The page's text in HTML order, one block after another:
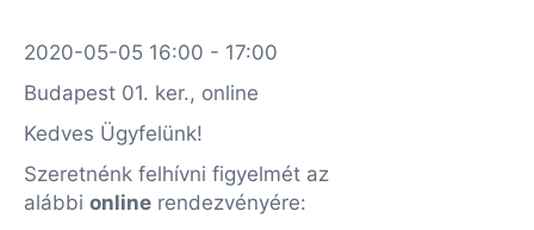
2020-05-05 16:00 - 17:00
Budapest 01. ker., online
Kedves Ügyfelünk!
Szeretnénk felhívni figyelmét az
alábbi online rendezvényére: